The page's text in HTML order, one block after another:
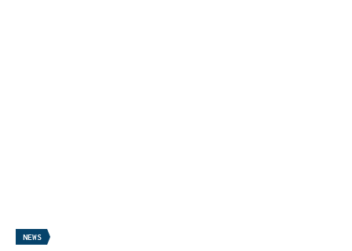
NEWS